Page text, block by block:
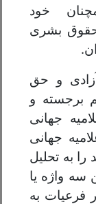
خود
بشری
و حق
برجسته و
جهانی
جهانی
ملل متحد را به تحلیل
سه واژه یا
فرعیات به